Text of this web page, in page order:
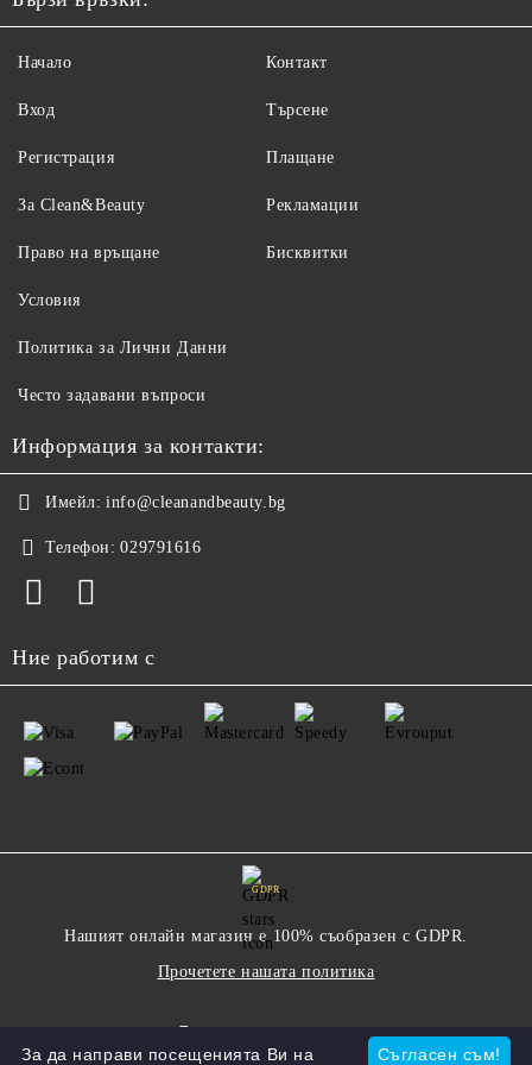
Ами ако вече е свила
Петно по коприна
агресивни. Пробвайте на скрито място или дайте на химическо
Начало
Вход
Регистрация
За Clean&Beauty
Контакт
Търсене
Плащане
Рекламации
Право на връщане
Условия
Политика за Лични Данни
Често задавани въпроси
Бисквитки
Информация за контакти:
Имейл: info@cleanandbeauty.bg
Телефон: 029791616
Ние работим с
GDPR
Нашият онлайн магазин е 100% съобразен с GDPR.
Прочетете нашата политика
Съгласен съм!
За да направи посещенията Ви на